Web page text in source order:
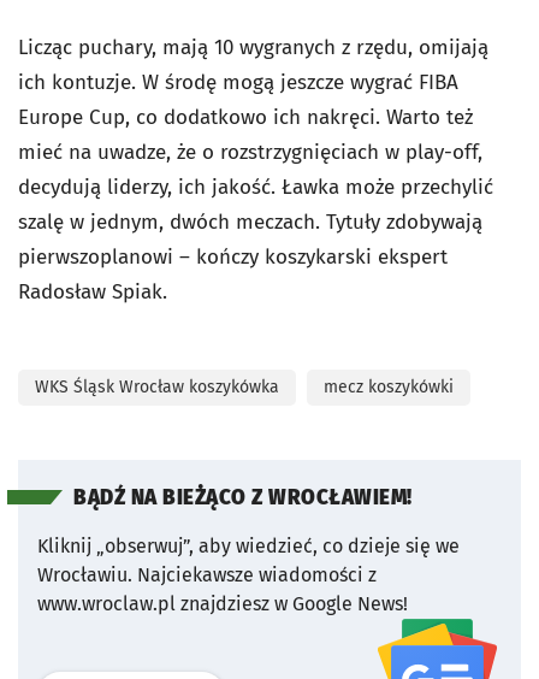
Licząc puchary, mają 10 wygranych z rzędu, omijają
ich kontuzje. W środę mogą jeszcze wygrać FIBA
Europe Cup, co dodatkowo ich nakręci. Warto też
mieć na uwadze, że o rozstrzygnięciach w play-off,
decydują liderzy, ich jakość. Ławka może przechylić
szalę w jednym, dwóch meczach. Tytuły zdobywają
pierwszoplanowi – kończy koszykarski ekspert
Radosław Spiak.
WKS Śląsk Wrocław koszykówka mecz koszykówki
BĄDŹ NA BIEŻĄCO Z WROCŁAWIEM!
Kliknij „obserwuj”, aby wiedzieć, co dzieje się we
Wrocławiu. Najciekawsze wiadomości z
www.wroclaw.pl znajdziesz w Google News!